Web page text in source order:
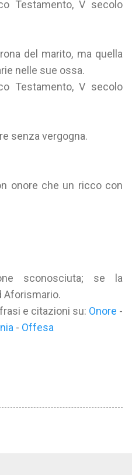
Testamento, V secolo
del marito, ma quella
nelle sue ossa.
Testamento, V secolo
senza vergogna.
onore che un ricco con
sconosciuta; se la
Aforismario.
e citazioni su: Onore -
- Offesa